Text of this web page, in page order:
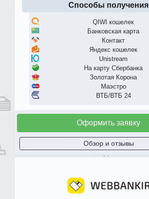
Способы получения
QIWI кошелек
Банковская карта
Контакт
Яндекс кошелек
Unistream
На карту Сбербанка
Золотая Корона
Маэстро
ВТБ/ВТБ 24
Оформить заявку
Обзор и отзывы